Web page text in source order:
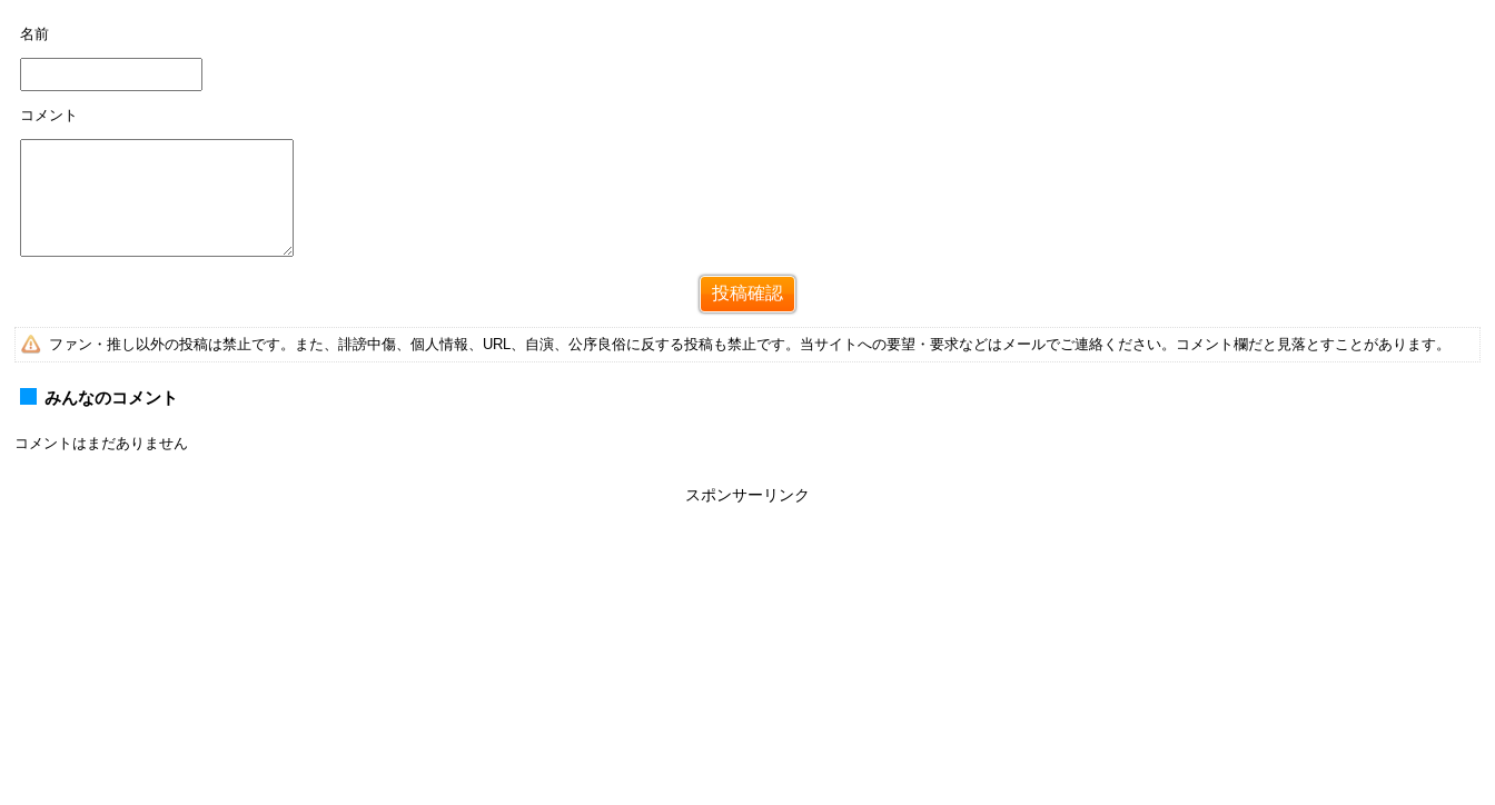
名前
コメント
ファン・推し以外の投稿は禁止です。また、誹謗中傷、個人情報、URL、自演、公序良俗に反する投稿も禁止です。当サイトへの要望・要求などはメールでご連絡ください。コメント欄だと見落とすことがあります。
みんなのコメント
コメントはまだありません
スポンサーリンク